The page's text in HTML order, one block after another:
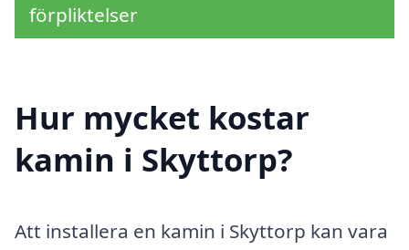
förpliktelser
Hur mycket kostar
kamin i Skyttorp?
Att installera en kamin i Skyttorp kan vara